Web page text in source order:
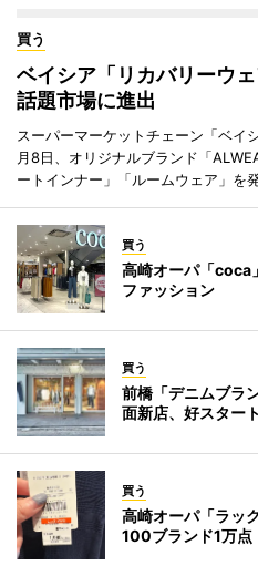
買う
ベイシア「リカバリーウ
話題市場に進出
スーパーマーケットチェーン「ベイ
月8日、オリジナルブランド「
ートインナー」「ルームウェア」を
買う
高崎オーパ「
ファッション
買う
前橋「デニムブラ
面新店、好スタート
買う
高崎オーパ「ラッ
100ブランド1万点